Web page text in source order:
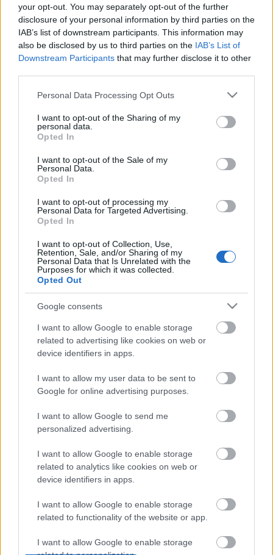
your opt-out. You may separately opt-out of the further
disclosure of your personal information by third parties on the
IAB’s list of downstream participants. This information may
also be disclosed by us to third parties on the IAB’s List of
Downstream Participants that may further disclose it to other
Please note that this website/app uses one or more Google
not limited to your visit or usage behaviour. You may click to
grant or deny consent to Google and its third-party tags to
use your data for below specified purposes in below Google
consent section.
Personal Data Processing Opt Outs
I want to opt-out of the Sharing of my
personal data.
Opted In
I want to opt-out of the Sale of my
Personal Data.
Opted In
I want to opt-out of processing my
Personal Data for Targeted Advertising.
Opted In
I want to opt-out of Collection, Use,
Retention, Sale, and/or Sharing of my
Personal Data that Is Unrelated with the
Purposes for which it was collected.
Opted Out
Google consents
I want to allow Google to enable storage
related to advertising like cookies on web or
device identifiers in apps.
I want to allow my user data to be sent to
Google for online advertising purposes.
I want to allow Google to send me
personalized advertising.
I want to allow Google to enable storage
related to analytics like cookies on web or
device identifiers in apps.
I want to allow Google to enable storage
related to functionality of the website or app.
I want to allow Google to enable storage
Ezt azért tartották szükségesnek - mondtaParászka
Miklós-, mert Hargita megye sajátos jellegéből
fakadóan a régiónak nincs egyetlen domináns
színház is sokat tájol.
A fesztiválnak az idén találkozó jellege lesz, nem
fognak díjakat osztani, a szervezők szándéka
találkozásra, az értékekre való közvetlen figyelésre
fektessék a hangsúlyt.
A fiatal erdélyi színikritikusi nemzedéknek is
megnyilvánulási teret adnak, ezért a Játéktér című
erdélyi színházi folyóirat előzetes válogatás során
lehetőséget nyújt fiatal kritikusoknak, hogy a
fesztivál előadásait megtekintsék, írásaikat pedig
közlik a folyóirat internetes kiadásában.
A fesztivál hat napja alatt 13 magyar, német és
jiddis nyelvű előadást láthat a közönség a Kolozsvári
Állami Magyar Színház, a marosvásárhelyi Yorick
Stúdió, a temesvári Csiky Gergely Állami Magyar
Színház, a Szatmárnémeti Északi Színház Harag
György Társulatának, az Aradi Kamaraszínház, a
gyergyószentmiklósi Figura Stúdió, a
Mozgásszínház, a bukaresti Állami Zsidó Színház, a
Temesvári Állami Német Színház, a Marosvásárhelyi
nagyváradi Szigligeti Színház és a székelyudvarhelyi
Tomcsa Sándor Színház előadásában.